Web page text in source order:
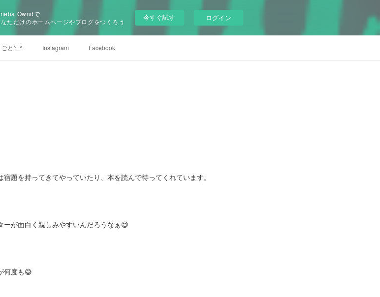
Owndで
ただけのホームページやブログをつくろう
今すぐ試す ログイン
と^_^ Instagram Facebook
題を持ってきてやっていたり、本を読んで待ってくれています。
が面白く親しみやすいんだろうなぁ😅
何度も😅